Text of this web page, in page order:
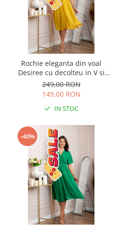
Rochie eleganta din voal
Desiree cu decolteu in V si
curea - Galben
249,00 RON
149,00 RON
IN STOC
-40%